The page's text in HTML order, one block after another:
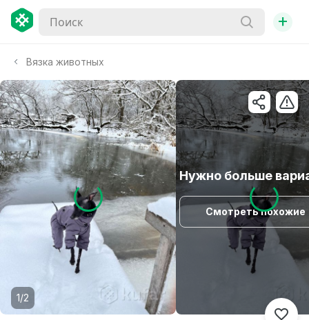
+
Вязка животных
Нужно больше
Смотреть похожие
1/2